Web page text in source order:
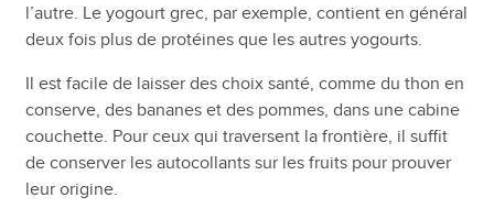
l’autre. Le yogourt grec, par exemple, contient en général
deux fois plus de protéines que les autres yogourts.
Il est facile de laisser des choix santé, comme du thon en
conserve, des bananes et des pommes, dans une cabine
couchette. Pour ceux qui traversent la frontière, il suffit
de conserver les autocollants sur les fruits pour prouver
leur origine.